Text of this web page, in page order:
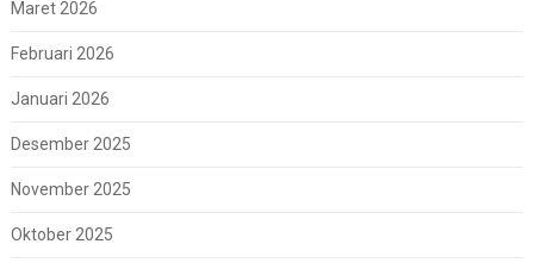
Maret 2026
Februari 2026
Januari 2026
Desember 2025
November 2025
Oktober 2025